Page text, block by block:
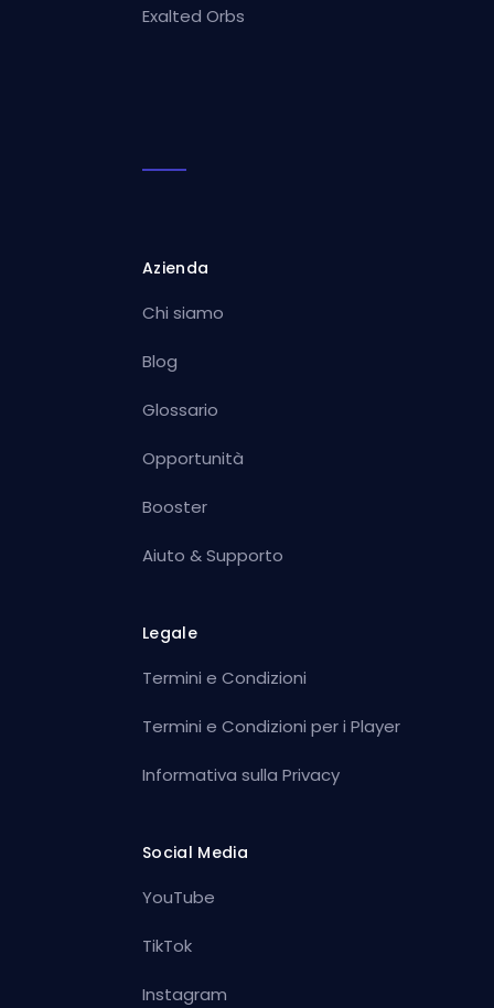
Exalted Orbs
Azienda
Chi siamo
Blog
Glossario
Opportunità
Booster
Aiuto & Supporto
Legale
Termini e Condizioni
Termini e Condizioni per i Player
Informativa sulla Privacy
Social Media
YouTube
TikTok
Instagram